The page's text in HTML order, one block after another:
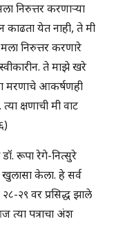
निरुत्तर करणाऱ्या
येत नाही, ते मी
निरुत्तर करणारे
ते माझे खरे
मरणाचे आकर्षणही
क्षणाची मी वाट
डॉ. रूपा रेगे-नित्सुरे
खुलासा केला. हे सर्व
२९ वर प्रसिद्ध झाले
त्या पत्राचा अंश